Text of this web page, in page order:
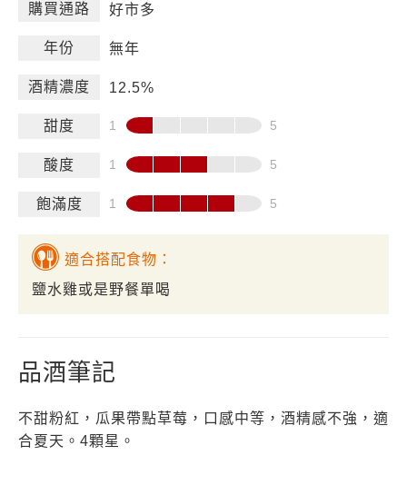
購買通路 好市多
年份 無年
酒精濃度 12.5%
甜度
酸度
飽滿度
適合搭配食物：
鹽水雞或是野餐單喝
品酒筆記
不甜粉紅，瓜果帶點草莓，口感中等，酒精感不強，適
合夏天。4顆星。